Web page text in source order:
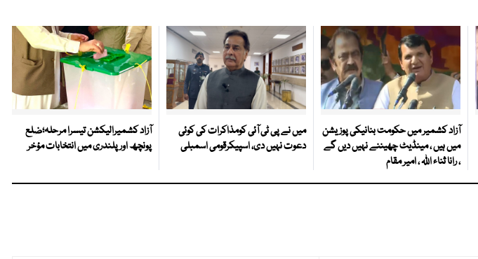
آزاد کشمیر میں حکومت بنانیکی پوزیشن
میں ہیں ، مینڈیٹ چھیننے نہیں دیں گے
، رانا ثناء اللہ ، امیر مقام
میں نے پی ٹی آئی کومذاکرات کی کوئی
دعوت نہیں دی، اسپیکرقومی اسمبلی
آزاد کشمیرالیکشن تیسرا مرحلہ؛ضلع
پونچھ اور پلندری میں انتخابات مؤخر